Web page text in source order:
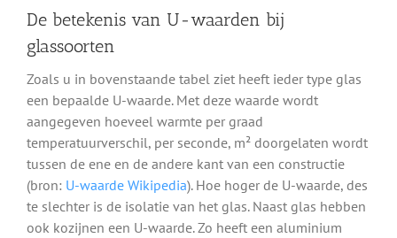
De betekenis van U-waarden bij
glassoorten
Zoals u in bovenstaande tabel ziet heeft ieder type glas
een bepaalde U-waarde. Met deze waarde wordt
aangegeven hoeveel warmte per graad
temperatuurverschil, per seconde, m² doorgelaten wordt
tussen de ene en de andere kant van een constructie
(bron: U-waarde Wikipedia). Hoe hoger de U-waarde, des
te slechter is de isolatie van het glas. Naast glas hebben
ook kozijnen een U-waarde. Zo heeft een aluminium